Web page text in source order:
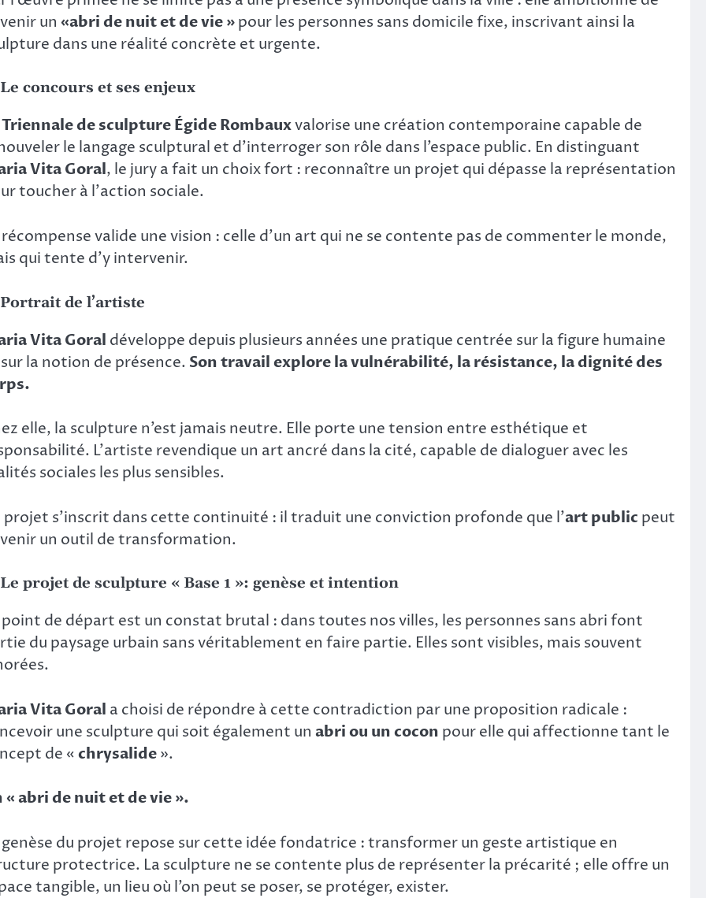
un«abri de nuit et de vie »pour les personnes sans domicile fixe, inscrivant ainsi la
dans une réalité concrète et urgente.
concours et ses enjeux
Triennale de sculpture Égide Rombauxvalorise une création contemporaine capable de
le langage sculptural et d’interroger son rôle dans l’espace public. En distinguant
Vita Goral, le jury a fait un choix fort : reconnaître un projet qui dépasse la représentation
toucher à l’action sociale.
récompense valide une vision : celle d’un art qui ne se contente pas de commenter le monde,
qui tente d’y intervenir.
de l’artiste
Vita Goral développe depuis plusieurs années une pratique centrée sur la figure humaine
la notion de présence. Son travail explore la vulnérabilité, la résistance, la dignité des
elle, la sculpture n’est jamais neutre. Elle porte une tension entre esthétique et
L’artiste revendique un art ancré dans la cité, capable de dialoguer avec les
sociales les plus sensibles.
projet s’inscrit dans cette continuité : il traduit une conviction profonde que l’art public peut
un outil de transformation.
projet de sculpture « Base 1 »: genèse et intention
point de départ est un constat brutal : dans toutes nos villes, les personnes sans abri font
du paysage urbain sans véritablement en faire partie. Elles sont visibles, mais souvent
Vita Goral a choisi de répondre à cette contradiction par une proposition radicale :
une sculpture qui soit également un abri ou un cocon pour elle qui affectionne tant le
de «chrysalide».
« abri de nuit et de vie ».
genèse du projet repose sur cette idée fondatrice : transformer un geste artistique en
protectrice. La sculpture ne se contente plus de représenter la précarité ; elle offre un
tangible, un lieu où l’on peut se poser, se protéger, exister.